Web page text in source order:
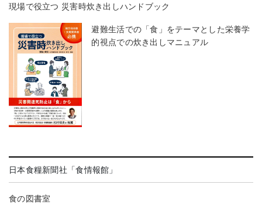
現場で役立つ 災害時炊き出しハンドブック
避難生活での「食」をテーマとした栄養学
的視点での炊き出しマニュアル
日本食糧新聞社「食情報館」
食の図書室